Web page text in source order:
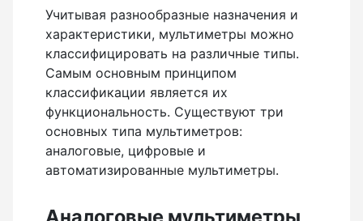
Учитывая разнообразные назначения и
характеристики, мультиметры можно
классифицировать на различные типы.
Самым основным принципом
классификации является их
функциональность. Существуют три
основных типа мультиметров:
аналоговые, цифровые и
автоматизированные мультиметры.
Аналоговые мультиметры
Радиостанции
Антенна
Блок питания
Гарнитура
Показать еще